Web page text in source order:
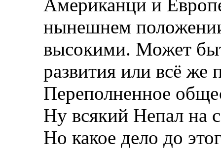
Американци и
нынешнем
высокими. Может
развития или всё же
Переполненное
Ну всякий Непал на
Но какое дело до